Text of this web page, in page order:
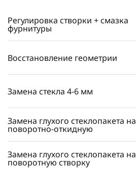
Регулировка створки + смазка
фурнитуры
Восстановление геометрии
Замена стекла 4-6 мм
Замена глухого стеклопакета на
поворотно-откидную
Замена глухого стеклопакета на
поворотную створку